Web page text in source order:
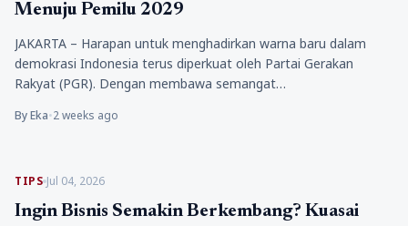
Menuju Pemilu 2029
JAKARTA – Harapan untuk menghadirkan warna baru dalam
demokrasi Indonesia terus diperkuat oleh Partai Gerakan
Rakyat (PGR). Dengan membawa semangat…
By Eka•2 weeks ago
TIPS Jul 04, 2026
Ingin Bisnis Semakin Berkembang? Kuasai